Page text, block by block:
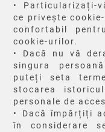
• Particularizați-
ce privește
confortabil
cookie-urilor.
• Dacă nu vă
singura
puteți seta
stocarea
personale de
• Dacă împărțiți
în considerare